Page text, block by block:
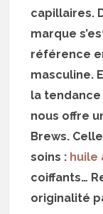
capillaires.
marque
référence
masculine.
la
nous offre
Brews.
soins : huile
coiffants…
originalité